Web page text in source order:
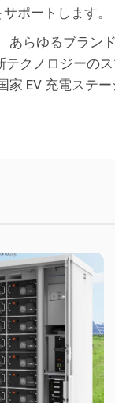
ポートします。
らゆるブラン
クノロジーの
EV 充電ステー